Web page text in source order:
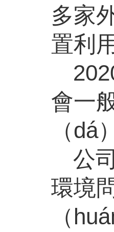
多家
置利
會一
（
公
環境
（